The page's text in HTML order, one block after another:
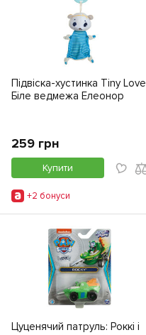
Пiдвiска-хустинка Tiny Love
Бiле ведмежа Елеонор
259 грн
Купити
+2 бонуси
Цуценячий патруль: Роккі і